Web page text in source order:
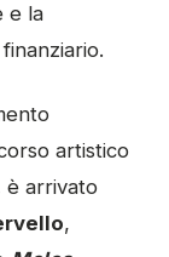
e la
artistico
è arrivato
,